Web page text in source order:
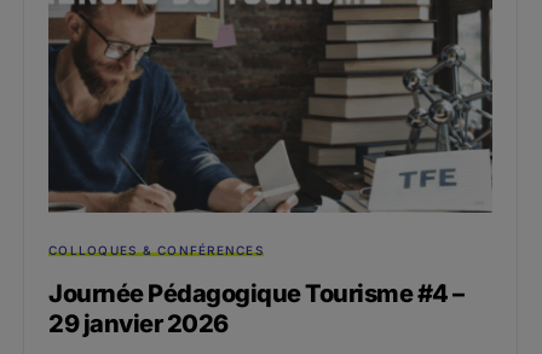
COLLOQUES & CONFÉRENCES
Journée Pédagogique Tourisme #4 –
29 janvier 2026